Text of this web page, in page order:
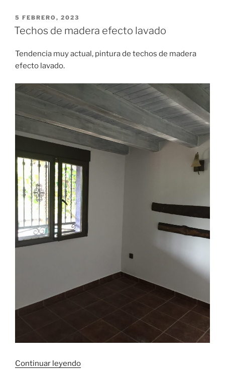
PUBLICADO
EL
5 FEBRERO, 2023
Techos de madera efecto lavado
Tendencia muy actual, pintura de techos de madera
efecto lavado.
Continuar leyendo«Techos